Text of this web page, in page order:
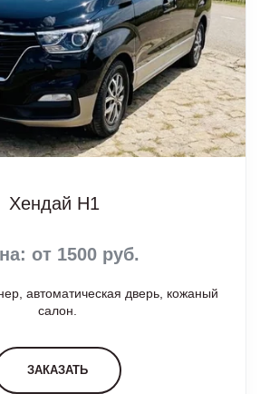
Хендай Н1
от 1500 руб.
автоматическая дверь, кожаный
салон.
ЗАКАЗАТЬ